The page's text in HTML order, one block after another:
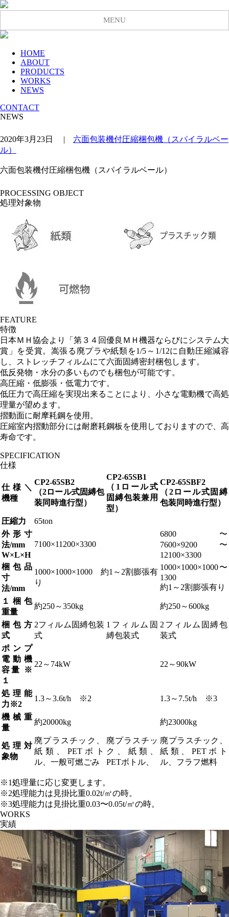
MENU
HOME
ABOUT
PRODUCTS
WORKS
NEWS
CONTACT
NEWS
2020年3月23日 | 六面包装機付圧縮梱包機（スパイラルベー
ル）
六面包装機付圧縮梱包機（スパイラルベール）
PROCESSING OBJECT
処理対象物
FEATURE
特徴
日本ＭＨ協会より「第３４回優良ＭＨ機器ならびにシステム大
賞」を受賞。嵩張る廃プラや紙類を1/5～1/12に自動圧縮減容
し、ストレッチフィルムにて六面固縛密封梱包します。
低反発物・水分の多いものでも梱包が可能です。
高圧縮・低膨張・低電力です。
低圧力で高圧縮を実現出来ることにより、小さな電動機で高処
理量が望めます。
摺動面に耐摩耗鋼を使用。
圧縮室内摺動部分には耐磨耗鋼板を使用しておりますので、高
寿命です。
SPECIFICATION
仕様
仕様＼
機種
CP2-65SB2
（2ロール式固縛包
装同時進行型）
CP2-65SB1
（1ロール式
固縛包装兼用
型）
CP2-65SBF2
（2ロール式固縛
包装同時進行型）
圧縮力
65ton
外形寸
法/mm
W×L×H
7100×11200×3300
6800〜
7600×9200〜
12100×3300
梱包品
寸
法/mm
1000×1000×1000 約1～2割膨張有
り
1000×1000×1000〜
1300
約1～2割膨張有り
１梱包
重量
約250～350kg 約250～600kg
梱包方
式
2フィルム固縛包装
式
1フィルム固
縛包装式
2フィルム固縛包
装式
ポンプ
電動機
容量 ※
１
22～74kW 22～90kW
処理能
力※2
1.3～3.6t/h ※2 1.3～7.5t/h ※3
機械重
量
約20000kg 約23000kg
処理対
象物
廃プラスチック、
紙類、PETボト
ル、一般可燃ごみ
廃プラスチッ
ク、紙類、
PETボトル、
廃プラスチック、
紙類、PETボト
ル、フラフ燃料
※1処理量に応じ変更します。
※2処理能力は見掛比重0.02t/㎥の時。
※3処理能力は見掛比重0.03〜0.05t/㎥の時。
WORKS
実績